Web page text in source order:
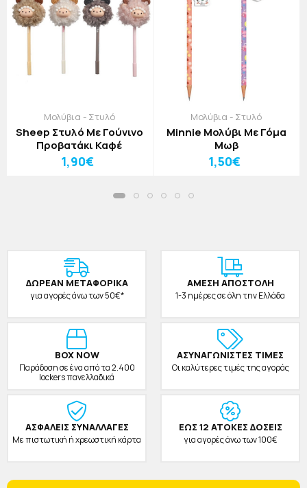
Μολύβια - Στυλό
Sheep Στυλό Με Γούνινο
Προβατάκι Καφέ
1,90€
Μολύβια - Στυλό
Minnie Μολύβι Με Γόμα
Μωβ
1,50€
ΔΩΡΕAΝ ΜΕΤΑΦΟΡΙΚΑ
για αγορές άνω των 50€*
ΑΜΕΣΗ ΑΠΟΣΤΟΛΗ
1-3 ημέρες σε όλη την Ελλάδα
BOX NOW
Παράδοση σε ένα από τα 2.400
lockers πανελλαδικά
ΑΣΥΝΑΓΩΝΙΣΤΕΣ ΤΙΜΕΣ
Οι καλύτερες τιμές της αγοράς
ΑΣΦΑΛΕΙΣ ΣΥΝΑΛΛΑΓΕΣ
Με πιστωτική ή χρεωστική κάρτα
ΕΩΣ 12 ΑΤΟΚΕΣ ΔΟΣΕΙΣ
για αγορές άνω των 100€